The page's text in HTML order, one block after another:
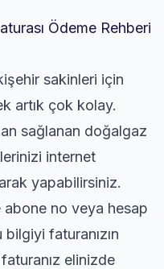
Ödeme Rehberi
sakinleri için
artık çok kolay.
sağlanan doğalgaz
internet
yapabilirsiniz.
no veya hesap
bilgiyi faturanızın
elinizde